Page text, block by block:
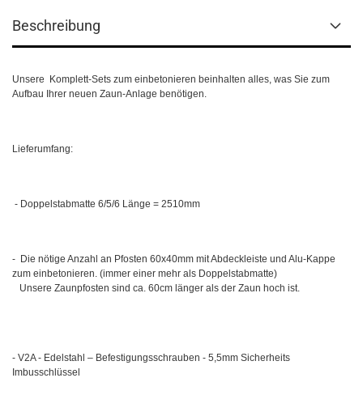
Beschreibung
Unsere
Komplett-Sets zum einbetonieren beinhalten alles, was Sie zum
Aufbau Ihrer neuen Zaun-Anlage benötigen.
Lieferumfang:
- Doppelstabmatte 6/5/6 Länge = 2510mm
- Die nötige Anzahl an Pfosten 60x40mm mit Abdeckleiste und Alu-Kappe
zum einbetonieren. (immer einer mehr als Doppelstabmatte)
Unsere Zaunpfosten sind ca. 60cm länger als der Zaun hoch ist.
- V2A - Edelstahl – Befestigungsschrauben - 5,5mm Sicherheits
Imbusschlüssel